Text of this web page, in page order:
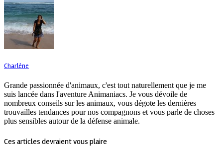
Charlène
Grande passionnée d'animaux, c'est tout naturellement que je me
suis lancée dans l'aventure Animaniacs. Je vous dévoile de
nombreux conseils sur les animaux, vous dégote les dernières
trouvailles tendances pour nos compagnons et vous parle de choses
plus sensibles autour de la défense animale.
Ces articles devraient vous plaire